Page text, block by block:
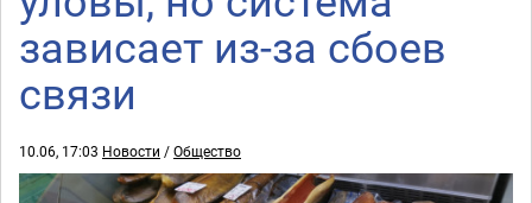
зависает из-за сбоев
связи
10.06, 17:03 Новости /Общество